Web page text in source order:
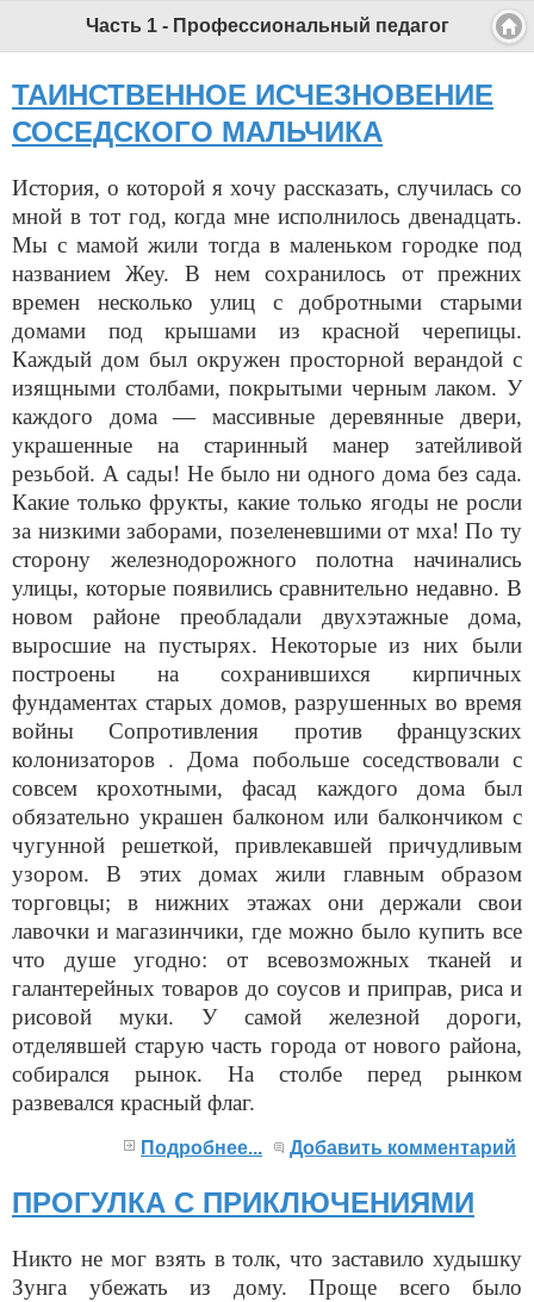
Часть 1 - Профессиональный педагог
ТАИНСТВЕННОЕ ИСЧЕЗНОВЕНИЕ
СОСЕДСКОГО МАЛЬЧИКА
История, о которой я хочу рассказать, случилась со
мной в тот год, когда мне исполнилось двенадцать.
Мы с мамой жили тогда в маленьком городке под
названием Жеу. В нем сохранилось от прежних
времен несколько улиц с добротными старыми
домами под крышами из красной черепицы.
Каждый дом был окружен просторной верандой с
изящными столбами, покрытыми черным лаком. У
каждого дома — массивные деревянные двери,
украшенные на старинный манер затейливой
резьбой. А сады! Не было ни одного дома без сада.
Какие только фрукты, какие только ягоды не росли
за низкими заборами, позеленевшими от мха! По ту
сторону железнодорожного полотна начинались
улицы, которые появились сравнительно недавно. В
новом районе преобладали двухэтажные дома,
выросшие на пустырях. Некоторые из них были
построены на сохранившихся кирпичных
фундаментах старых домов, разрушенных во время
войны Сопротивления против французских
колонизаторов . Дома побольше соседствовали с
совсем крохотными, фасад каждого дома был
обязательно украшен балконом или балкончиком с
чугунной решеткой, привлекавшей причудливым
узором. В этих домах жили главным образом
торговцы; в нижних этажах они держали свои
лавочки и магазинчики, где можно было купить все
что душе угодно: от всевозможных тканей и
галантерейных товаров до соусов и приправ, риса и
рисовой муки. У самой железной дороги,
отделявшей старую часть города от нового района,
собирался рынок. На столбе перед рынком
развевался красный флаг.
Подробнее... Добавить комментарий
ПРОГУЛКА С ПРИКЛЮЧЕНИЯМИ
Никто не мог взять в толк, что заставило худышку
Зунга убежать из дому. Проще всего было